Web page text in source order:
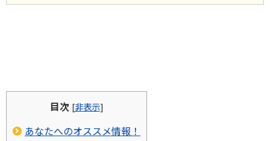
目次 [非表示]
あなたへのオススメ情報！